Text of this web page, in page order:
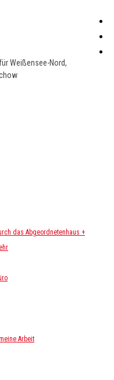
Weißensee-Nord,
das Abgeordnetenhaus +
Arbeit